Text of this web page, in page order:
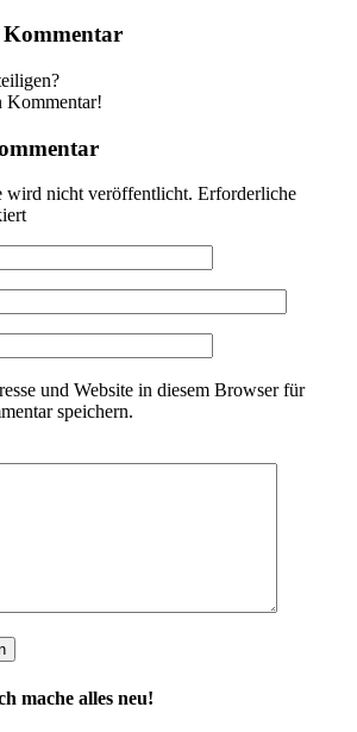
Kommentar
Kommentar!
wird nicht veröffentlicht. Erforderliche
und Website in diesem Browser für
speichern.
mache alles neu!